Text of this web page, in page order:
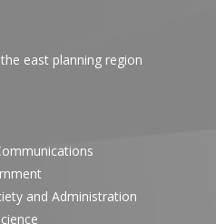
east planning region
and Administration